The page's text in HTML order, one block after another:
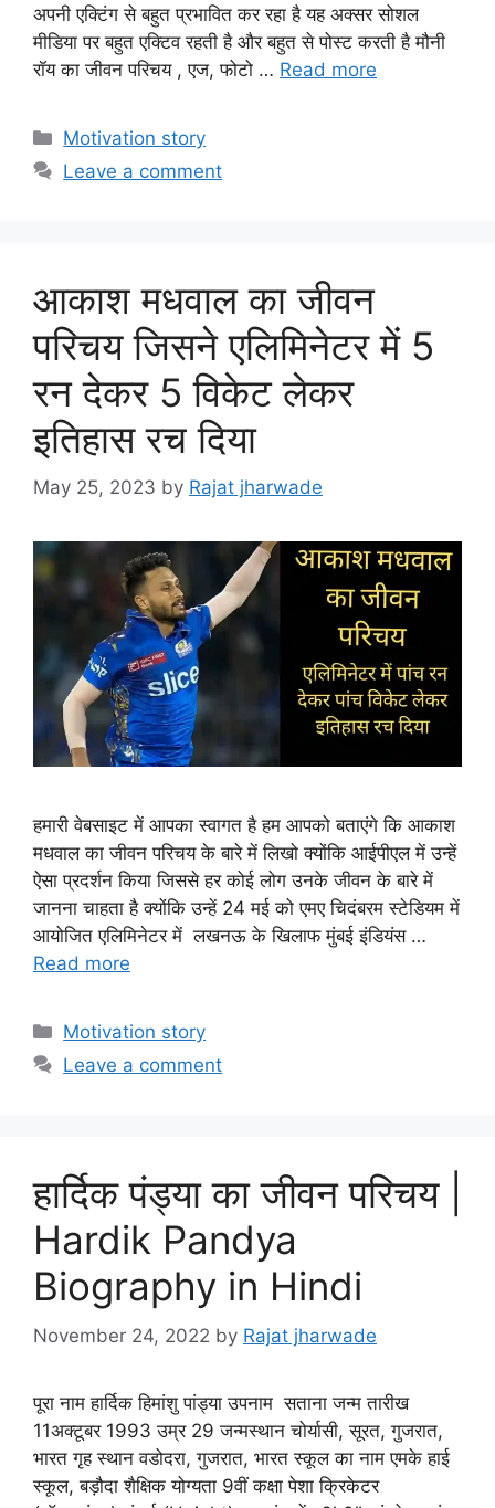
अपनी एक्टिंग से बहुत प्रभावित कर रहा है यह अक्सर सोशल
मीडिया पर बहुत एक्टिव रहती है और बहुत से पोस्ट करती है मौनी
रॉय का जीवन परिचय , एज, फोटो … Read more
Categories
Motivation story
Leave a comment
आकाश मधवाल का जीवन
परिचय जिसने एलिमिनेटर में 5
रन देकर 5 विकेट लेकर
इतिहास रच दिया
May 25, 2023 by Rajat jharwade
हमारी वेबसाइट में आपका स्वागत है हम आपको बताएंगे कि आकाश
मधवाल का जीवन परिचय के बारे में लिखो क्योंकि आईपीएल में उन्हें
ऐसा प्रदर्शन किया जिससे हर कोई लोग उनके जीवन के बारे में
जानना चाहता है क्योंकि उन्हें 24 मई को एमए चिदंबरम स्टेडियम में
आयोजित एलिमिनेटर में लखनऊ के खिलाफ मुंबई इंडियंस …
Read more
Categories
Motivation story
Leave a comment
हार्दिक पंड्या का जीवन परिचय |
Hardik Pandya
Biography in Hindi
November 24, 2022 by Rajat jharwade
पूरा नाम हार्दिक हिमांशु पांड्या उपनाम सताना जन्म तारीख
11अक्टूबर 1993 उम्र 29 जन्मस्थान चोर्यासी, सूरत, गुजरात,
भारत गृह स्थान वडोदरा, गुजरात, भारत स्कूल का नाम एमके हाई
स्कूल, बड़ौदा शैक्षिक योग्यता 9वीं कक्षा पेशा क्रिकेटर